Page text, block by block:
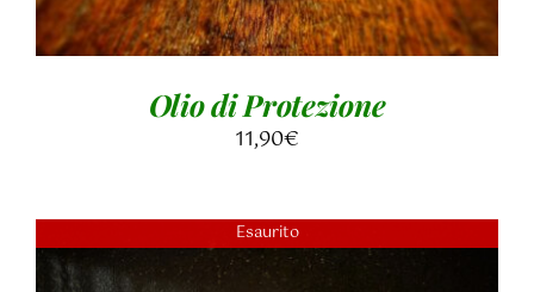
Olio di Protezione
11,90€
Esaurito